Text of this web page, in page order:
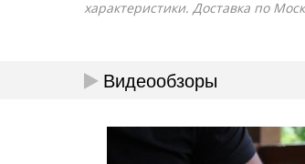
характеристики. Доставка по
Видеообзоры